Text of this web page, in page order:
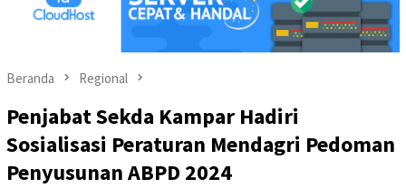
Beranda Regional
Penjabat Sekda Kampar Hadiri
Sosialisasi Peraturan Mendagri Pedoman
Penyusunan ABPD 2024